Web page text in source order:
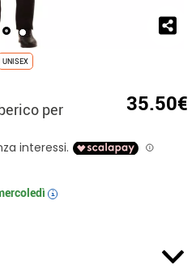
UNISEX
per 35.50€
i